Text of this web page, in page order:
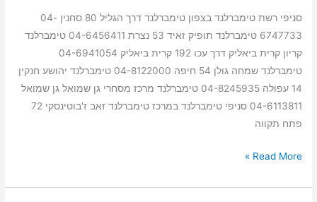
סניפי רשת טימברלנד בצפון טימברלנד דרך הגליל 80 סחנין 04-
6747733 טימברלנד תופיק זאיד 53 נצרת 04-6456411 טימברלנד
קריון קרית ביאליק דרך עכו 192 קרית ביאליק 04-6941054
טימברלנד שמחה גולן 54 חיפה 04-8122000 טימברלנד יהושע חנקין
14 עפולה 04-8245935 טימברלנד מרכז מסחרי גן שמואל גן שמואל
04-6113811 סניפי טימברלנד במרכז טימברלנד זאב ז'בוטינסקי 72
פתח תקווה
Read More »